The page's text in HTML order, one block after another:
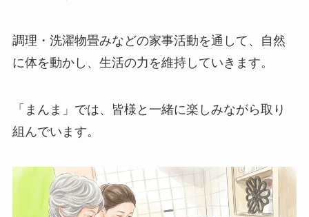
調理・洗濯物畳みなどの家事活動を通して、自然
に体を動かし、生活の力を維持していきます。
「まんま」では、皆様と一緒に楽しみながら取り
組んでいます。